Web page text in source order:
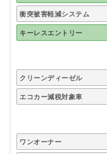
衝突被害軽減システム
キーレスエントリー
クリーンディーゼル
エコカー減税対象車
ワンオーナー